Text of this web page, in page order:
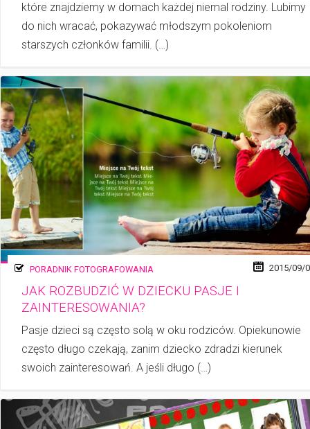
które znajdziemy w do­mach każdej niemal rodziny. Lubimy
do nich wracać, pokazywać młodszym pokoleniom
starszych członków familii. (…)
PORADNIK FOTOGRAFOWANIA 2015/09/
JAK ROZBUDZIĆ W DZIECKU PASJE I
ZAINTERESOWANIA?
Pasje dzieci są często solą w oku rodziców. Opiekunowie
często długo czekają, zanim dziecko zdradzi kierunek
swoich zainteresowań. A jeśli długo (…)